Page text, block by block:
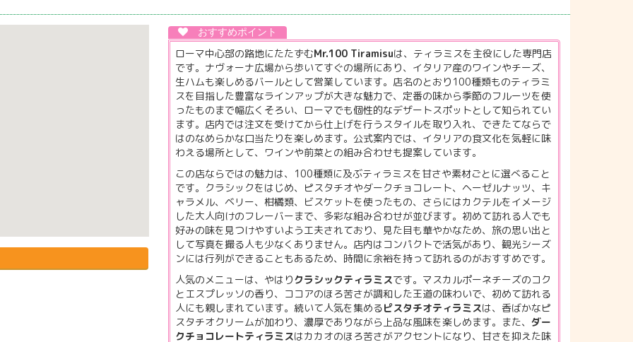
ローマ中心部の路地にたたずむMr.100 Tiramisuは、ティラミスを主役にした専門店
です。ナヴォーナ広場から歩いてすぐの場所にあり、イタリア産のワインやチーズ、
生ハムも楽しめるバールとして営業しています。店名のとおり100種類ものティラミ
スを目指した豊富なラインアップが大きな魅力で、定番の味から季節のフルーツを使
ったものまで幅広くそろい、ローマでも個性的なデザートスポットとして知られてい
ます。店内では注文を受けてから仕上げを行うスタイルを取り入れ、できたてならで
はのなめらかな口当たりを楽しめます。公式案内では、イタリアの食文化を気軽に味
わえる場所として、ワインや前菜との組み合わせも提案しています。
この店ならではの魅力は、100種類に及ぶティラミスを甘さや素材ごとに選べること
です。クラシックをはじめ、ピスタチオやダークチョコレート、ヘーゼルナッツ、キ
ャラメル、ベリー、柑橘類、ビスケットを使ったもの、さらにはカクテルをイメージ
した大人向けのフレーバーまで、多彩な組み合わせが並びます。初めて訪れる人でも
好みの味を見つけやすいよう工夫されており、見た目も華やかなため、旅の思い出と
して写真を撮る人も少なくありません。店内はコンパクトで活気があり、観光シーズ
ンには行列ができることもあるため、時間に余裕を持って訪れるのがおすすめです。
人気のメニューは、やはりクラシックティラミスです。マスカルポーネチーズのコク
とエスプレッソの香り、ココアのほろ苦さが調和した王道の味わいで、初めて訪れる
人にも親しまれています。続いて人気を集めるピスタチオティラミスは、香ばかなピ
スタチオクリームが加わり、濃厚でありながら上品な風味を楽しめます。また、 ダー
クチョコレートティラミスはカカオのほろ苦さがアクセントになり、甘さを抑えた味